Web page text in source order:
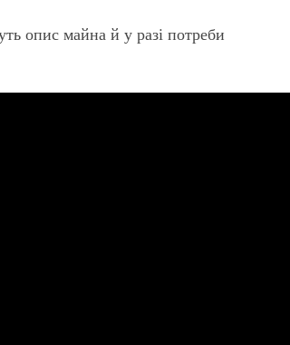
опис майна й у разі потреби